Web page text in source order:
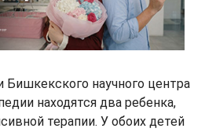
научного центра
находятся два ребенка,
терапии. У обоих детей